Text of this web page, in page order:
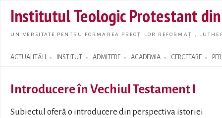
main
Institutul Teologic Protestant
UNIVERSITATE PENTRU FORMAREA PREOȚILOR REFORMAȚI,
ACTUALITĂȚI INSTITUT ADMITERE ACADEMIA CERCETARE
Search form
Introducere în Vechiul Testament I
Subiectul oferă o introducere din perspectiva istoriei